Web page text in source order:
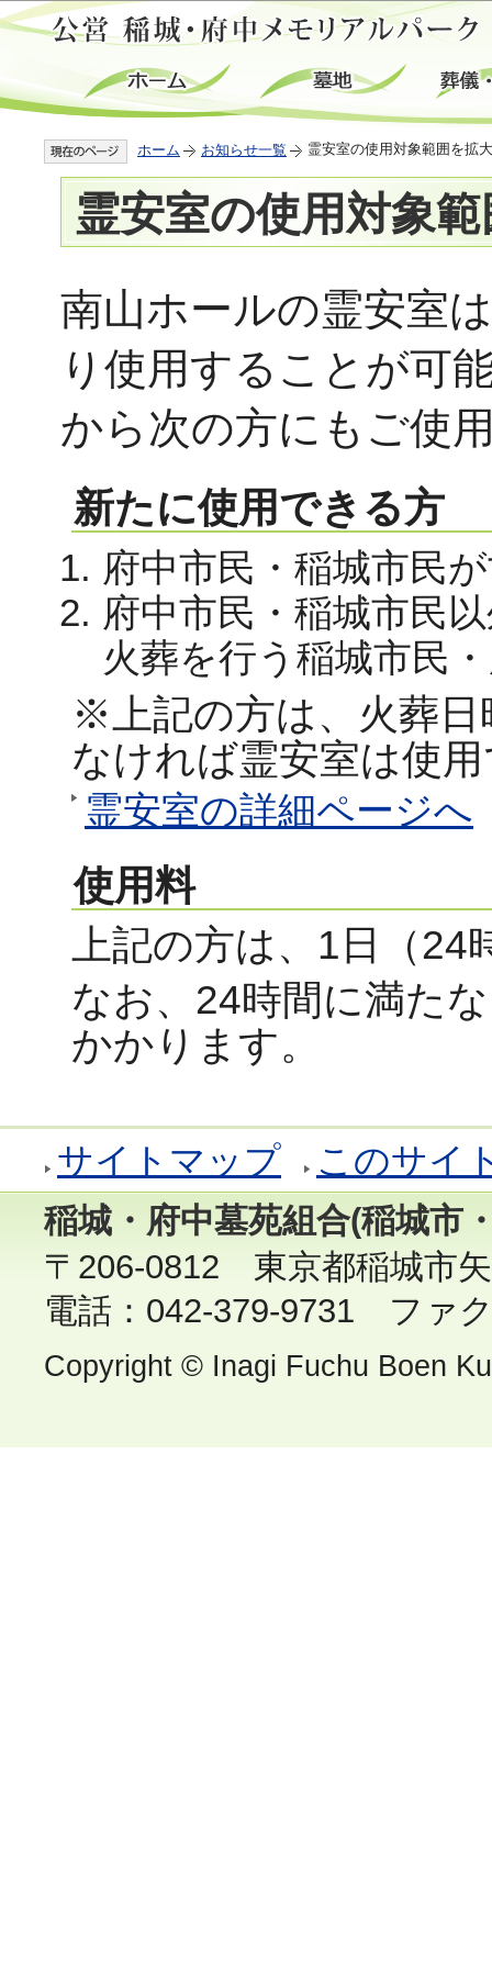
この
ホーム お知らせ一覧 霊安室の使用対象範囲を拡
霊安室の使用対象
南山ホールの霊安室
り使用することが可
から次の方にもご使
新たに使用できる方
府中市民・稲城市民
府中市民・稲城市民
火葬を行う稲城市民
※上記の方は、火葬
なければ霊安室は使
霊安室の詳細ページへ
使用料
上記の方は、1日（
なお、24時間に満た
かかります。
サイトマップ このサイ
稲城・府中墓苑組合(稲城市
〒206-0812 東京都稲城市
電話：042-379-9731 ファ
Copyright © Inagi Fuchu Boen